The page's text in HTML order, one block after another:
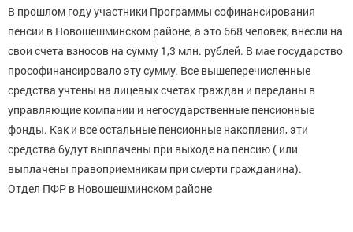
В прошлом году участники Программы софинансирования
пенсии в Новошешминском районе, а это 668 человек, внесли на
свои счета взносов на сумму 1,3 млн. рублей. В мае государство
прософинансировало эту сумму. Все вышеперечисленные
средства учтены на лицевых счетах граждан и переданы в
управляющие компании и негосударственные пенсионные
фонды. Как и все остальные пенсионные накопления, эти
средства будут выплачены при выходе на пенсию ( или
выплачены правоприемникам при смерти гражданина).
Отдел ПФР в Новошешминском районе